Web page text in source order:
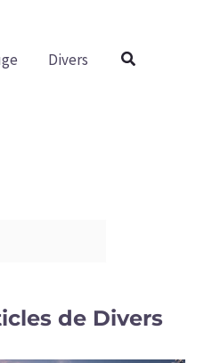
Divers Rechercher
de Divers